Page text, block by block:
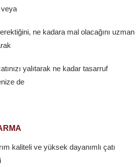
veya
ne kadara mal olacağını uzman
yalıtarak ne kadar tasarruf
de
kaliteli ve yüksek dayanımlı çatı